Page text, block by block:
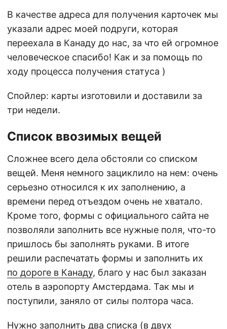
В качестве адреса для получения карточек мы
указали адрес моей подруги, которая
переехала в Канаду до нас, за что ей огромное
человеческое спасибо! Как и за помощь по
ходу процесса получения статуса )
Спойлер: карты изготовили и доставили за
три недели.
Список ввозимых вещей
Сложнее всего дела обстояли со списком
вещей. Меня немного зациклило на нем: очень
серьезно относился к их заполнению, а
времени перед отъездом очень не хватало.
Кроме того, формы с официального сайта не
позволяли заполнить все нужные поля, что-то
пришлось бы заполнять руками. В итоге
решили распечатать формы и заполнить их
по дороге в Канаду, благо у нас был заказан
отель в аэропорту Амстердама. Так мы и
поступили, заняло от силы полтора часа.
Нужно заполнить два списка (в двух